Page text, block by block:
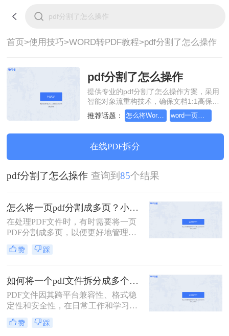
首页>使用技巧>WORD转PDF教程>pdf分割了怎么操作
pdf分割了怎么操作
提供专业的pdf分割了怎么操作方案，采用
智能对象流重构技术，确保文档1:1高保真
还原且排版不乱码。支持一键批量处理，
全链路 SSL 加密保障隐私安全。助您快速
办公。
推荐话题： 怎么将Word转pdf格式，分享一种简单的方法 word一页转pdf怎么成2页
在线PDF拆分
pdf分割了怎么操作 查询到85个结果
怎么将一页pdf分割成多页？小编给你分享这三种方法！
在处理PDF文件时，有时需要将一页
PDF分割成多页，以便更好地管理和
使用。那么怎么将一页pdf分割成多页
呢？本文将介绍三种实用的方法，帮
赞 踩
如何将一个pdf文件拆分成多个？教你2招拆分pdf！
PDF文件因其跨平台兼容性、格式稳
定性和安全性，在日常工作和学习中
扮演着重要角色。然而，有时我们需
要将一个PDF文件拆分成多个文件，
赞 踩